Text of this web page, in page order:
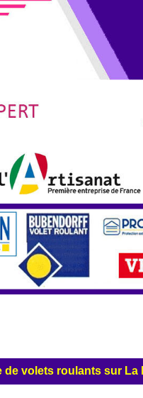
de volets roulants sur La